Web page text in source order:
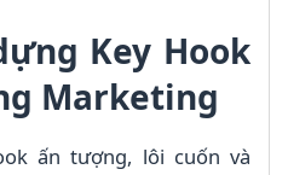
Key Hook
Marketing
ấn tượng, lôi cuốn và